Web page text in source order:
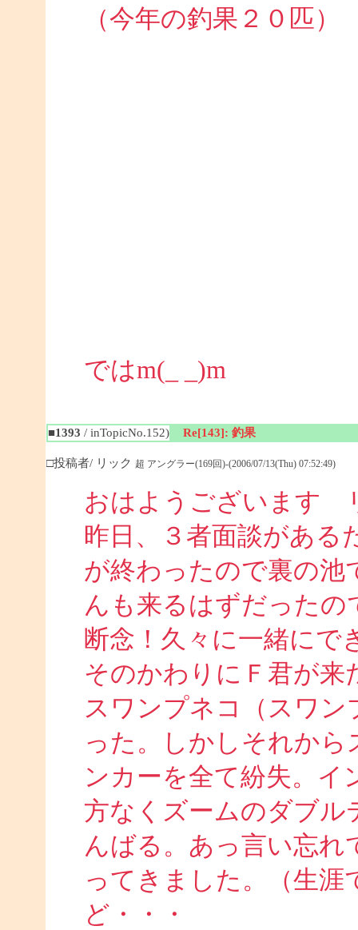
（今年の釣果２０匹）
ではm(_ _)m
■1393 / inTopicNo.152) Re[143]: 釣果
□投稿者/ リック 超 アングラー(169回)-(2006/07/13(Thu) 07:52:49)
おはようございます
昨日、３者面談がある
が終わったので裏の池
んも来るはずだったの
断念！久々に一緒にで
そのかわりにＦ君が来
スワンプネコ（スワ
った。しかしそれか
ンカーを全て紛失。イ
方なくズームのダブル
んばる。あっ言い忘れ
ってきました。（生涯
ど・・・